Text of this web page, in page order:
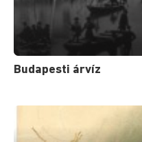
Budapesti árvíz